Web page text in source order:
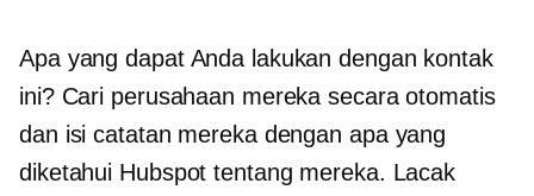
Apa yang dapat Anda lakukan dengan kontak
ini? Cari perusahaan mereka secara otomatis
dan isi catatan mereka dengan apa yang
diketahui Hubspot tentang mereka. Lacak